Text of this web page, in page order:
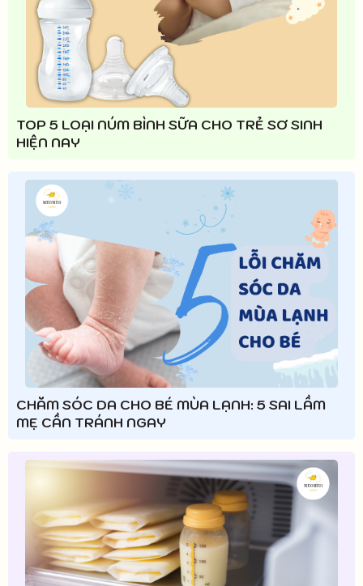
TOP 5 LOẠI NÚM BÌNH SỮA CHO TRẺ SƠ SINH
HIỆN NAY
CHĂM SÓC DA CHO BÉ MÙA LẠNH: 5 SAI LẦM
MẸ CẦN TRÁNH NGAY